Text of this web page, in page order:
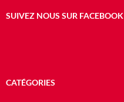
SUIVEZ NOUS SUR FACEBOOK
CATÉGORIES